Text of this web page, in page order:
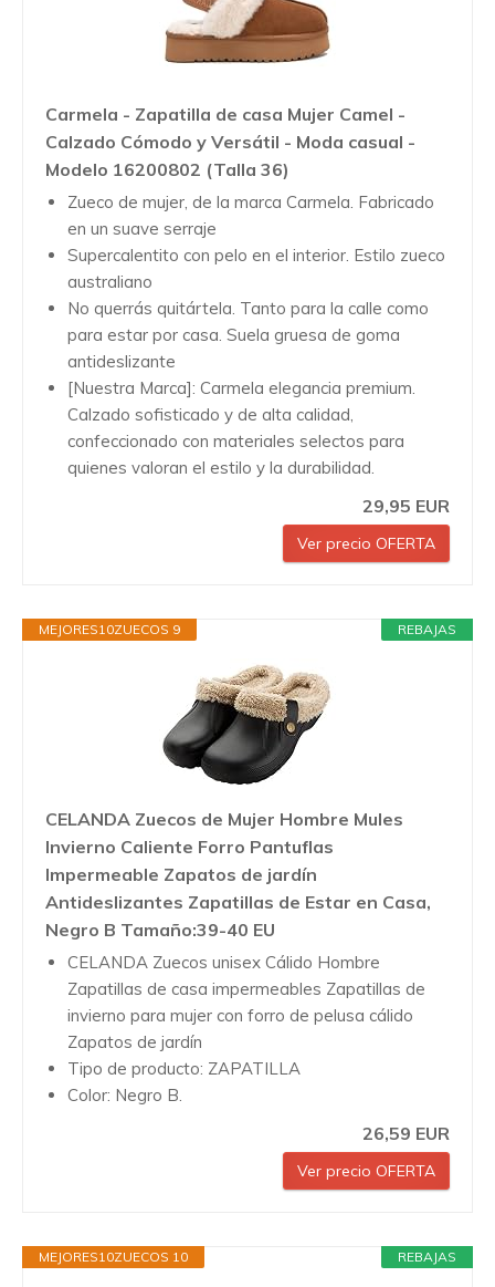
Carmela - Zapatilla de casa Mujer Camel -
Calzado Cómodo y Versátil - Moda casual -
Modelo 16200802 (Talla 36)
Zueco de mujer, de la marca Carmela. Fabricado
en un suave serraje
Supercalentito con pelo en el interior. Estilo zueco
australiano
No querrás quitártela. Tanto para la calle como
para estar por casa. Suela gruesa de goma
antideslizante
[Nuestra Marca]: Carmela elegancia premium.
Calzado sofisticado y de alta calidad,
confeccionado con materiales selectos para
quienes valoran el estilo y la durabilidad.
29,95 EUR
Ver precio OFERTA
REBAJAS
MEJORES10ZUECOS 9
CELANDA Zuecos de Mujer Hombre Mules
Invierno Caliente Forro Pantuflas
Impermeable Zapatos de jardín
Antideslizantes Zapatillas de Estar en Casa,
Negro B Tamaño:39-40 EU
CELANDA Zuecos unisex Cálido Hombre
Zapatillas de casa impermeables Zapatillas de
invierno para mujer con forro de pelusa cálido
Zapatos de jardín
Tipo de producto: ZAPATILLA
Color: Negro B.
26,59 EUR
Ver precio OFERTA
REBAJAS
MEJORES10ZUECOS 10